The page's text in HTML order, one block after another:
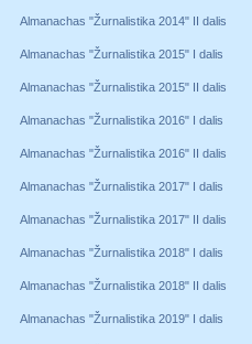
Almanachas "Žurnalistika 2014" II dalis
Almanachas "Žurnalistika 2015" I dalis
Almanachas "Žurnalistika 2015" II dalis
Almanachas "Žurnalistika 2016" I dalis
Almanachas "Žurnalistika 2016" II dalis
Almanachas "Žurnalistika 2017" I dalis
Almanachas "Žurnalistika 2017" II dalis
Almanachas "Žurnalistika 2018" I dalis
Almanachas "Žurnalistika 2018" II dalis
Almanachas "Žurnalistika 2019" I dalis